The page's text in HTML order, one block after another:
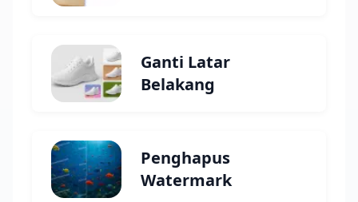
Ganti Latar
Belakang
Penghapus
Watermark